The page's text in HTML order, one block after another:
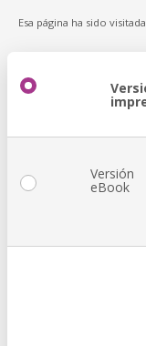
Esa página ha sido visitada
Versión
eBook